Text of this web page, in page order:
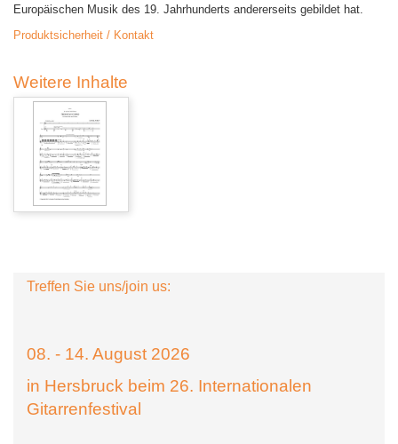
Europäischen Musik des 19. Jahrhunderts andererseits gebildet hat.
Produktsicherheit / Kontakt
Weitere Inhalte
Treffen Sie uns/join us:
08. - 14. August 2026
in Hersbruck beim 26. Internationalen
Gitarrenfestival